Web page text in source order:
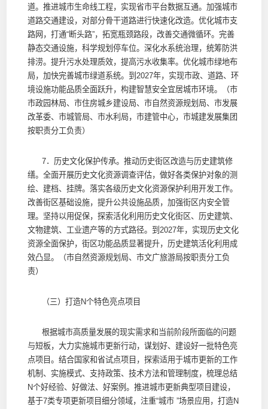
道。推进城市生命线工程，实现省市平台数据互通。加强城市
道路交通建设，对部分骨干道路进行快速化改造。优化城市支
路网，打通“断头路”，拓宽瓶颈路段，改善交通微循环。完善
静态交通设施，科学规划停车位。深化水系统治理，统筹防洪
排涝。提升污水处理质效，提高污水收集率。优化城市绿地布
局，加快完善城市绿道系统。到2027年，实现市政、道路、环
境设施功能品质全面跃升，构建智慧安全宜居城市环境。（市
市政园林局、市住房城乡建设局、市自然资源规划局、市发展
改革委、市城管局、市水利局，市建管中心，市城建发展集团
按职责分工负责）
7．历史文化保护传承。推动历史街区改造与历史建筑修
缮。全面开展历史文化资源调查评估，做好各类保护对象的测
绘、建档、挂牌。落实各级历史文化资源保护利用开发工作。
改善街区基础设施，提升公共设施品质，加强街区内安全管
理。坚持以用促保，探索活化利用历史文化街区、历史建筑、
文物建筑、工业遗产等的方式路径。到2027年，实现历史文化
资源全面保护，街区功能品质显著提升，历史建筑活化利用成
效凸显。（市自然资源规划局、市文广旅游局按职责分工负
责）
（三）打造N个特色亮点项目
根据城市高质量发展的现实需求和当前阶段所面临的问题
与短板，大力实施城市更新行动，谋划好、建设好一批特色亮
点项目。结合国家和省试点项目，探索适用于城市更新的工作
机制、实施模式、支持政策、技术方法和管理制度，梳理总结
N个好经验、好做法、好案例。推进城市更新典型项目建设，
基于7类专项更新项目细分领域，注重“城市 ”场景应用，打造N